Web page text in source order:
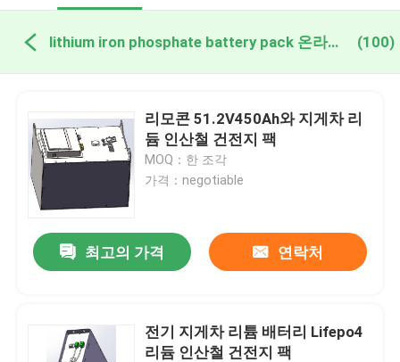
lithium iron phosphate battery pack 온라인 제조 (100)
리모콘 51.2V450Ah와 지게차 리
듐 인산철 건전지 팩
MOQ：한 조각
가격：negotiable
최고의 가격 연락처
전기 지게차 리튬 배터리 Lifepo4
리듐 인산철 건전지 팩